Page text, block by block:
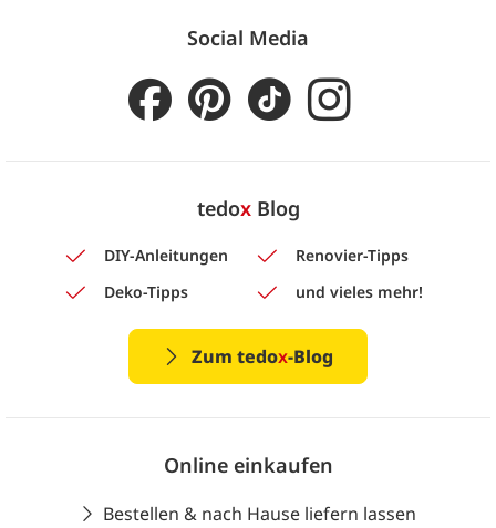
Social Media
tedoxBlog
DIY-Anleitungen
Renovier-Tipps
Deko-Tipps
und vieles mehr!
Zum tedox-Blog
Online einkaufen
Bestellen & nach Hause liefern lassen